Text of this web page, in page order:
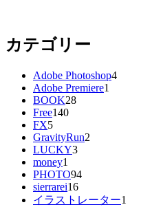
カテゴリー
Adobe Photoshop4
Adobe Premiere1
BOOK28
Free140
FX5
GravityRun2
LUCKY3
money1
PHOTO94
sierrarei16
イラストレーター1